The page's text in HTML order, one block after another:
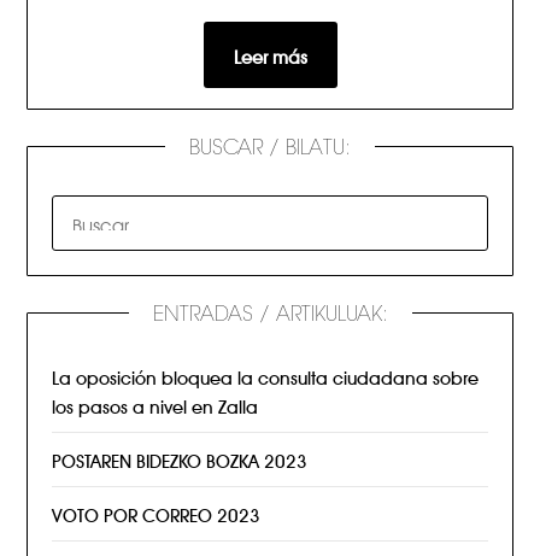
Leer más
BUSCAR / BILATU:
ENTRADAS / ARTIKULUAK:
La oposición bloquea la consulta ciudadana sobre
los pasos a nivel en Zalla
POSTAREN BIDEZKO BOZKA 2023
VOTO POR CORREO 2023